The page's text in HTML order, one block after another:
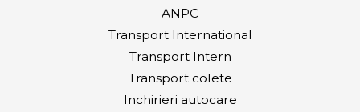
ANPC
Transport International
Transport Intern
Transport colete
Inchirieri autocare